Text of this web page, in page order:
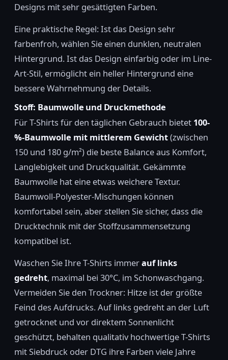
Designs mit sehr gesättigten Farben.
Eine praktische Regel: Ist das Design sehr
farbenfroh, wählen Sie einen dunklen, neutralen
Hintergrund. Ist das Design einfarbig oder im Line-
Art-Stil, ermöglicht ein heller Hintergrund eine
bessere Wahrnehmung der Details.
Stoff: Baumwolle und Druckmethode
Für T-Shirts für den täglichen Gebrauch bietet 100-
%-Baumwolle mit mittlerem Gewicht(zwischen
150 und 180 g/m²) die beste Balance aus Komfort,
Langlebigkeit und Druckqualität. Gekämmte
Baumwolle hat eine etwas weichere Textur.
Baumwoll-Polyester-Mischungen können
komfortabel sein, aber stellen Sie sicher, dass die
Drucktechnik mit der Stoffzusammensetzung
kompatibel ist.
Waschen Sie Ihre T-Shirts immerauf links
gedreht, maximal bei 30°C, im Schonwaschgang.
Vermeiden Sie den Trockner: Hitze ist der größte
Feind des Aufdrucks. Auf links gedreht an der Luft
getrocknet und vor direktem Sonnenlicht
geschützt, behalten qualitativ hochwertige T-Shirts
mit Siebdruck oder DTG ihre Farben viele Jahre